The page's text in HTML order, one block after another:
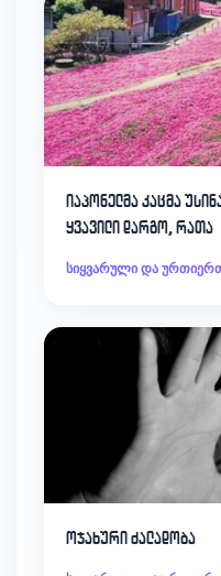
იაპონელმა კაცმა
ყვავილი დარგო, რათა
სიყვარული და
ოჯახური ძალადობა